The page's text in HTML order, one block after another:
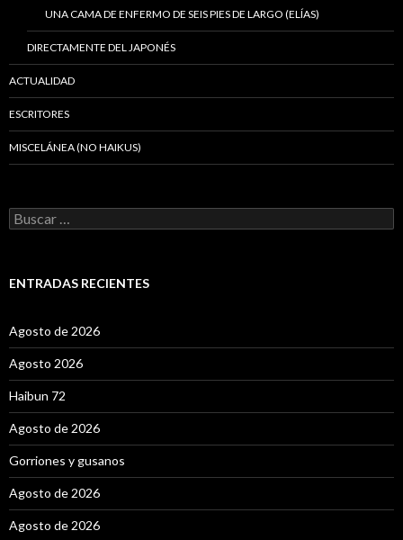
UNA CAMA DE ENFERMO DE SEIS PIES DE LARGO (ELÍAS)
DIRECTAMENTE DEL JAPONÉS
ACTUALIDAD
ESCRITORES
MISCELÁNEA (NO HAIKUS)
B
u
a
ENTRADAS RECIENTES
Agosto de 2026
Agosto 2026
Haibun 72
Agosto de 2026
Gorriones y gusanos
Agosto de 2026
Agosto de 2026